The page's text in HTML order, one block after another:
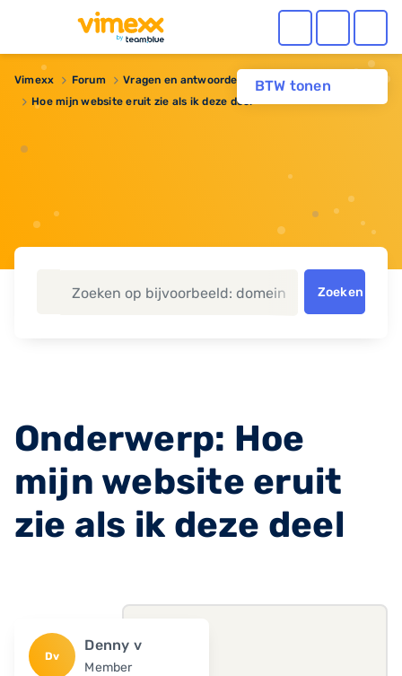
BTW tonen
Vimexx Forum
Vragen en antwoorden
Hoe mijn website eruit zie als ik deze deel
Zoeken
Onderwerp: Hoe
mijn website eruit
zie als ik deze deel
Dv
Denny v
Member